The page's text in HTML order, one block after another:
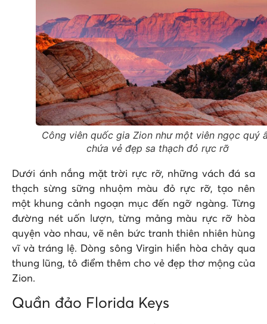
Công viên quốc gia Zion như một viên ngọc quý
chứa vẻ đẹp sa thạch đỏ rực rỡ
Dưới ánh nắng mặt trời rực rỡ, những vách đá sa
thạch sừng sững nhuộm màu đỏ rực rỡ, tạo nên
một khung cảnh ngoạn mục đến ngỡ ngàng. Từng
đường nét uốn lượn, từng mảng màu rực rỡ hòa
quyện vào nhau, vẽ nên bức tranh thiên nhiên hùng
vĩ và tráng lệ. Dòng sông Virgin hiền hòa chảy qua
thung lũng, tô điểm thêm cho vẻ đẹp thơ mộng của
Zion.
Quần đảo Florida Keys